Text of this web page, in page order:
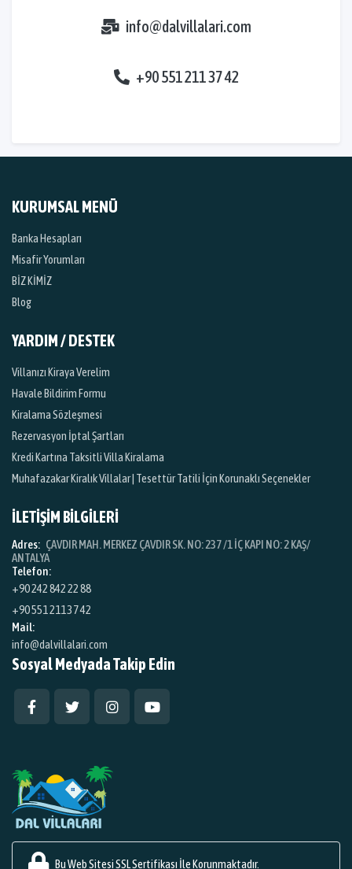
info@dalvillalari.com
+90 551 211 37 42
KURUMSAL MENÜ
Banka Hesapları
Misafir Yorumları
BİZ KİMİZ
Blog
YARDIM / DESTEK
Villanızı Kiraya Verelim
Havale Bildirim Formu
Kiralama Sözleşmesi
Rezervasyon İptal Şartları
Kredi Kartına Taksitli Villa Kiralama
Muhafazakar Kiralık Villalar | Tesettür Tatili İçin Korunaklı Seçenekler
İLETİŞİM BİLGİLERİ
Adres: ÇAVDIR MAH. MERKEZ ÇAVDIR SK. NO: 237 /1 İÇ KAPI NO: 2 KAŞ/
ANTALYA
Telefon:
+90 242 842 22 88
+90 551 211 37 42
Mail:
info@dalvillalari.com
Sosyal Medyada Takip Edin
Bu Web Sitesi SSL Sertifikası İle Korunmaktadır.